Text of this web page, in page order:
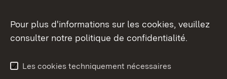
Aperçu des thèmes
Pour plus d'informations sur les cookies, veuillez
consulter notre politique de confidentialité.
Les cookies techniquement nécessaires